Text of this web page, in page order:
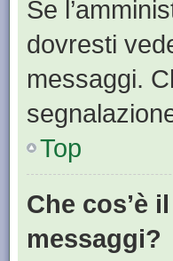
Se
dovresti
messaggi.
Top
Che cos’è
messaggi?